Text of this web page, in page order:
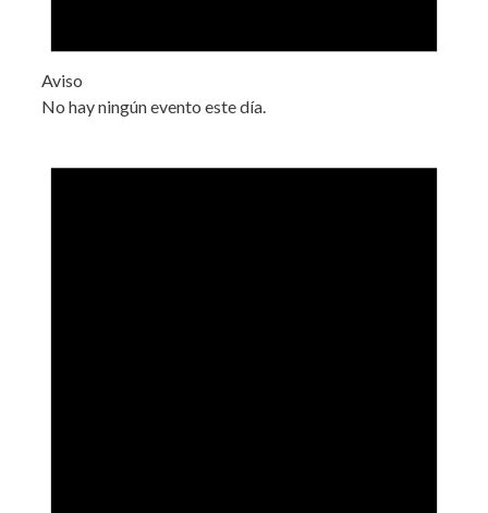
Aviso
No hay ningún evento este día.